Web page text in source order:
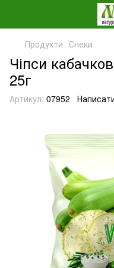
Продукти Снеки
Чіпси
25г
Артикул: 07952